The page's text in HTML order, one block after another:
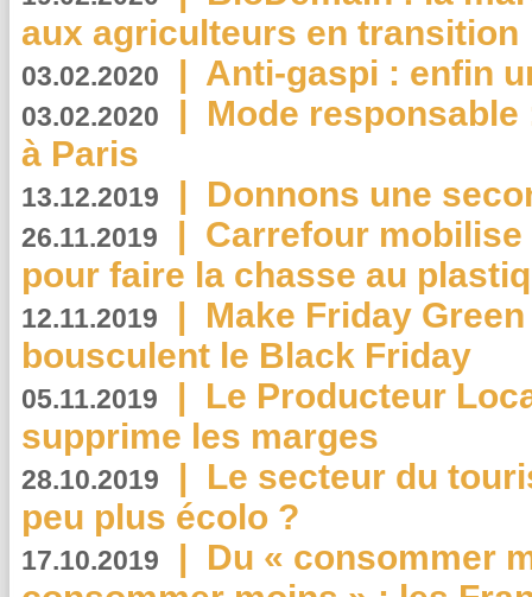
aux agriculteurs en transition
03.02.2020 | Anti-gaspi : enfin
03.02.2020 | Mode
à Paris
13.12.2019 | Donnons une
26.11.2019 | Carrefour
pour faire la chasse au
12.11.2019 | Make Friday
bousculent le Black Friday
05.11.2019 | Le Producteur
supprime les marges
28.10.2019 | Le secteur du
peu plus écolo ?
17.10.2019 | Du « consommer